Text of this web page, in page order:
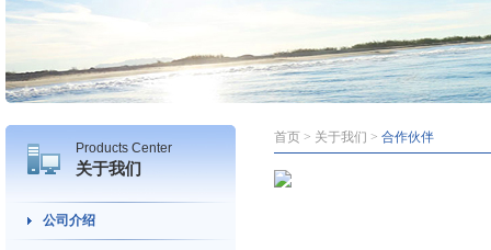
Products Center
关于我们
公司介绍
首页 > 关于我们 > 合作伙伴